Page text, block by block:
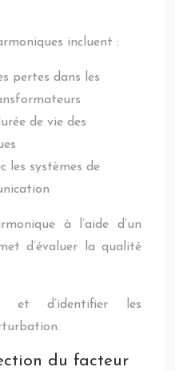
incluent :
pertes dans les
de vie des
les systèmes de
à l’aide d’un
d’évaluer la qualité
et d’identifier les
du facteur